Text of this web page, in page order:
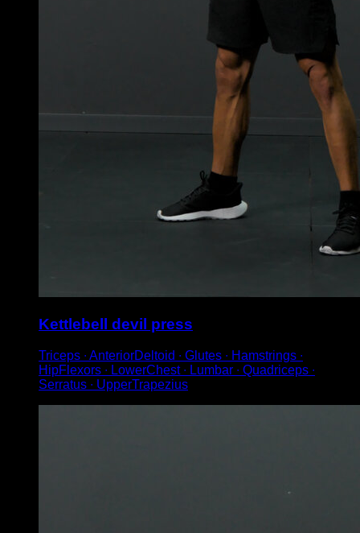
Kettlebell devil press
Triceps ∙ AnteriorDeltoid ∙ Glutes ∙ Hamstrings ∙
HipFlexors ∙ LowerChest ∙ Lumbar ∙ Quadriceps ∙
Serratus ∙ UpperTrapezius